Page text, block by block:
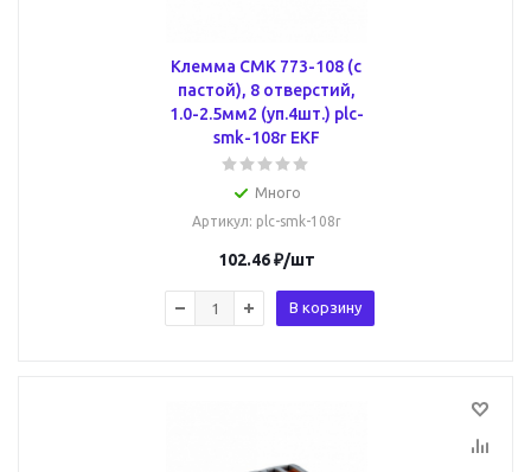
Клемма СМК 773-108 (с
пастой), 8 отверстий,
1.0-2.5мм2 (уп.4шт.) plc-
smk-108r EKF
Много
Артикул: plc-smk-108r
102.46₽/шт
В корзину